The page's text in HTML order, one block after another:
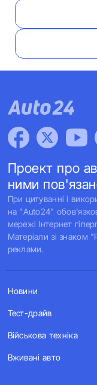
Проект про
ними
При цитуванні і
на "Auto24"
мережі Інтернет
Матеріали зі знаком
реклами.
Новини
Тест-драйв
Військова техніка
Вживані авто